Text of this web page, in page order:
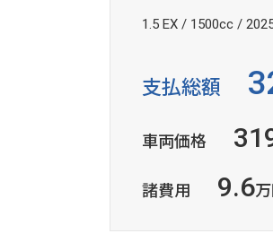
1.5 EX / 1500cc /
支払総額
車両価格
諸費用 9.6